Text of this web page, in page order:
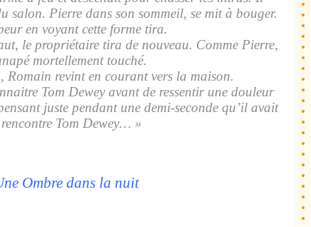
salon. Pierre dans son sommeil, se mit à bouger.
en voyant cette forme tira.
le propriétaire tira de nouveau. Comme Pierre,
mortellement touché.
Romain revint en courant vers la maison.
Tom Dewey avant de ressentir une douleur
juste pendant une demi-seconde qu’il avait
Tom Dewey… »
Ombre dans la nuit